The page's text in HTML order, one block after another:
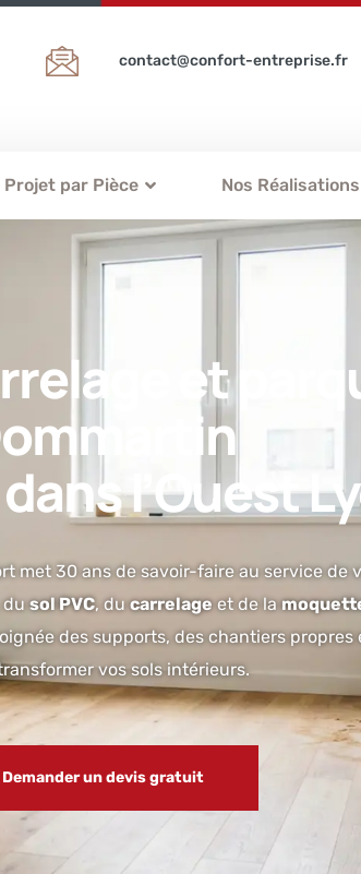
contact@confort-entreprise.fr
Projet par Pièce Nos Réalisations
et
l’Ouest
met 30 ans de savoir-faire au service de
dusol PVC, ducarrelageet de la
des supports, des chantiers
vos sols intérieurs.
Demander un devis gratuit